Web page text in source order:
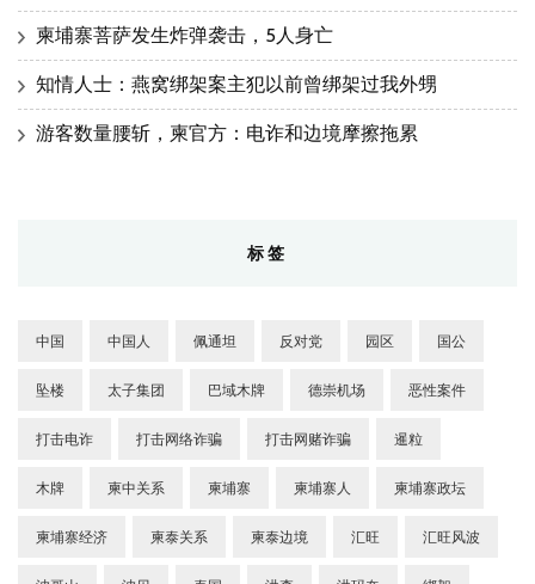
柬埔寨菩萨发生炸弹袭击，5人身亡
知情人士：燕窝绑架案主犯以前曾绑架过我外甥
游客数量腰斩，柬官方：电诈和边境摩擦拖累
标签
中国 中国人 佩通坦 反对党 园区 国公
坠楼 太子集团 巴域木牌 德崇机场 恶性案件
打击电诈 打击网络诈骗 打击网赌诈骗 暹粒
木牌 柬中关系 柬埔寨 柬埔寨人 柬埔寨政坛
柬埔寨经济 柬泰关系 柬泰边境 汇旺 汇旺风波